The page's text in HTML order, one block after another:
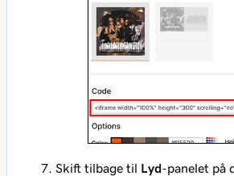
Skift tilbage til Lyd-panelet på